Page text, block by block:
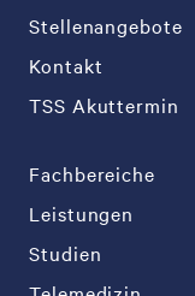
Stellenangebote
Kontakt
TSS Akuttermin
Fachbereiche
Leistungen
Studien